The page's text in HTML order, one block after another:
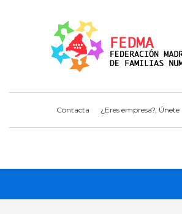
Contacta ¿Eres empresa?, Únete